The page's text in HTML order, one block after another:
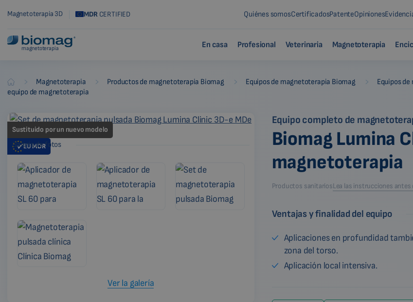
Magnetoterapia 3D MDRCERTIFIED Quiénes somosCertificadosPatenteOpiniones
magnetoterapia En casa Profesional Veterinaria Magnetoterapia
Biomag Magnetoterapia Productos de magnetoterapia Biomag Equipos de magnetoterapia Biomag Equipos
equipo de magnetoterapia
Sustituido por un nuevo modelo
EUMDR
Galería de fotos
Ver la galería
Equipo completo de
Biomag Lumina
magnetoterapia
Productos sanitariosLea las instrucciones antes
Ventajas y finalidad del equipo
Aplicaciones en profundidad
zona del torso.
Aplicación local intensiva.